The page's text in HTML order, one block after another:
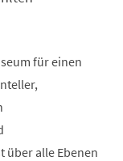
für einen
über alle Ebenen